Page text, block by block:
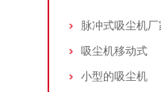
脉冲式吸尘机厂
吸尘机移动式
小型的吸尘机